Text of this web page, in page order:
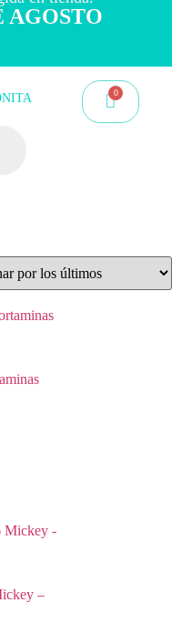
AGOSTO
–